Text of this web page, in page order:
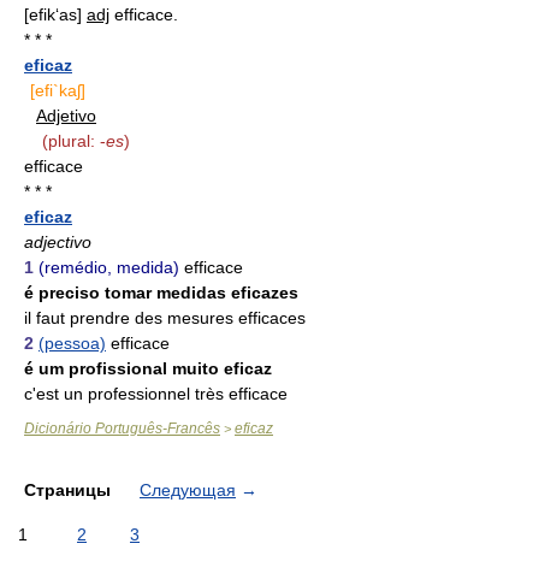
[efik‘as] adj efficace.
* * *
eficaz
[efi`kaʃ]
Adjetivo
(plural: -es)
efficace
* * *
eficaz
adjectivo
1 (remédio, medida) efficace
é preciso tomar medidas eficazes
il faut prendre des mesures efficaces
2 (pessoa) efficace
é um profissional muito eficaz
c'est un professionnel très efficace
Dicionário Português-Francês > eficaz
Страницы Следующая →
1 2 3